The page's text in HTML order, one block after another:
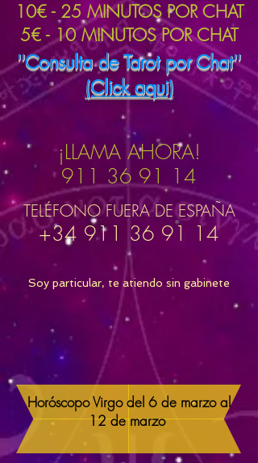
10€ - 25 MINUTOS POR CHAT
5€ - 10 MINUTOS POR CHAT
''Consulta de Tarot por Chat''
(Click aqui)
¡LLAMA AHORA!
911 36 91 14
TELÉFONO FUERA DE ESPAÑA
+34 911 36 91 14
Soy particular, te atiendo sin gabinete
Horóscopo Virgo del 6 de marzo al
12 de marzo